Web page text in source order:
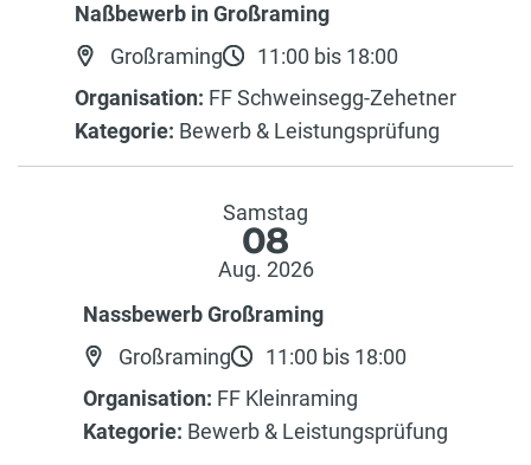
Naßbewerb in Großraming
Großraming
11:00 bis 18:00
Organisation: FF Schweinsegg-Zehetner
Kategorie: Bewerb & Leistungsprüfung
Samstag
08
Aug. 2026
Nassbewerb Großraming
Großraming
11:00 bis 18:00
Organisation: FF Kleinraming
Kategorie: Bewerb & Leistungsprüfung